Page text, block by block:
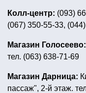
Колл-центр: (093)
(067) 350-55-33,
Магазин Голосеево:
тел. (063) 638-71-69
Магазин Дарница:
пассаж", 2-й этаж.